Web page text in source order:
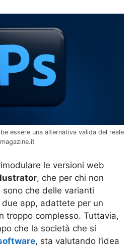
essere una alternativa valida del reale
le versioni web
, che per chi non
che delle varianti
app, adattete per un
troppo complesso. Tuttavia,
che la società che si
, sta valutando l’idea